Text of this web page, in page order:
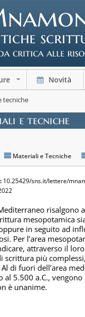
critica alle
Novità
tecniche
e tecniche
Materiali e Tecniche
10.25429/sns.it/lettere/
risalgono
mesopotamica
in seguito ad
Per l’area
attraverso il
scrittura più
di fuori dell’area
al 5.500 a.C.,
è unanime.